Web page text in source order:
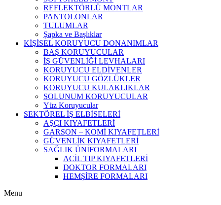
REFLEKTÖRLÜ MONTLAR
PANTOLONLAR
TULUMLAR
Şapka ve Başlıklar
KİŞİSEL KORUYUCU DONANIMLAR
BAŞ KORUYUCULAR
İŞ GÜVENLİĞİ LEVHALARI
KORUYUCU ELDİVENLER
KORUYUCU GÖZLÜKLER
KORUYUCU KULAKLIKLAR
SOLUNUM KORUYUCULAR
Yüz Koruyucular
SEKTÖREL İŞ ELBİSELERİ
AŞÇI KIYAFETLERİ
GARSON – KOMİ KIYAFETLERİ
GÜVENLİK KIYAFETLERİ
SAĞLIK ÜNİFORMALARI
ACİL TIP KIYAFETLERİ
DOKTOR FORMALARI
HEMŞİRE FORMALARI
Menu